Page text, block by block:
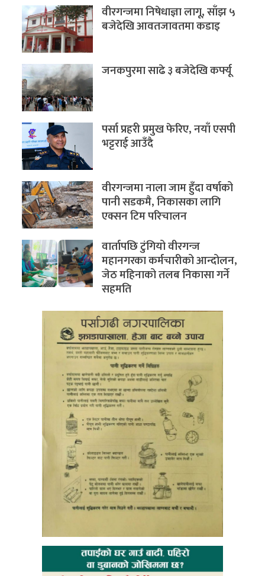
वीरगन्जमा निषेधाज्ञा लागू, साँझ ५
बजेदेखि आवतजावतमा कडाइ
जनकपुरमा साढे ३ बजेदेखि कर्फ्यू
पर्सा प्रहरी प्रमुख फेरिए, नयाँ एसपी
भट्टराई आउँदै
वीरगन्जमा नाला जाम हुँदा वर्षाको
पानी सडकमै, निकासका लागि
एक्सन टिम परिचालन
वार्तापछि टुंगियो वीरगन्ज
महानगरका कर्मचारीको आन्दोलन,
जेठ महिनाको तलब निकासा गर्ने
सहमति